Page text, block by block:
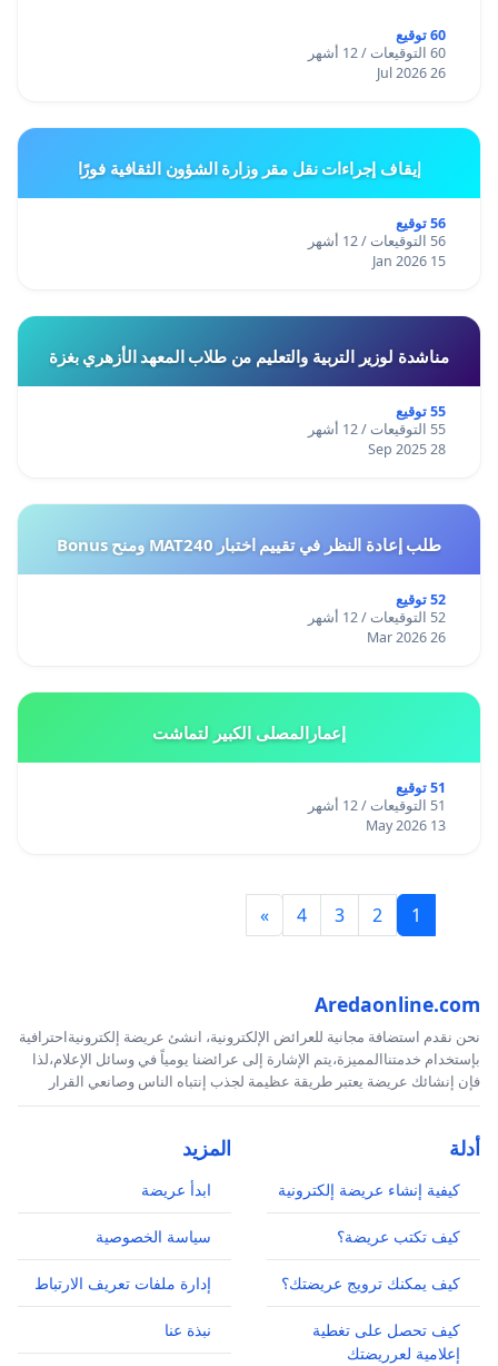
60 توقيع
60 التوقيعات / 12 أشهر
26 Jul 2026
إيقاف إجراءات نقل مقر وزارة الشؤون الثقافية فورًا
56 توقيع
56 التوقيعات / 12 أشهر
15 Jan 2026
مناشدة لوزير التربية والتعليم من طلاب المعهد الأزهري بغزة
55 توقيع
55 التوقيعات / 12 أشهر
28 Sep 2025
طلب إعادة النظر في تقييم اختبار MAT240 ومنح Bonus
52 توقيع
52 التوقيعات / 12 أشهر
26 Mar 2026
إعمارالمصلى الكبير لتماشت
51 توقيع
51 التوقيعات / 12 أشهر
13 May 2026
1
2
3
4
»
Aredaonline.com
نحن نقدم استضافة مجانية للعرائض الإلكترونية، انشئ عريضة إلكترونيةاحترافية
بإستخدام خدمتناالمميزة،يتم الإشارة إلى عرائضنا يومياً في وسائل الإعلام،لذا
فإن إنشائك عريضة يعتبر طريقة عظيمة لجذب إنتباه الناس وصانعي القرار
أدلة
كيفية إنشاء عريضة إلكترونية
كيف تكتب عريضة؟
كيف يمكنك ترويج عريضتك؟
كيف تحصل على تغطية
إعلامية لعرريضتك
المزيد
ابدأ عريضة
سياسة الخصوصية
إدارة ملفات تعريف الارتباط
نبذة عنا